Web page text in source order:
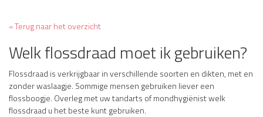
« Terug naar het overzicht
Welk flossdraad moet ik gebruiken?
Flossdraad is verkrijgbaar in verschillende soorten en dikten, met en
zonder waslaagje. Sommige mensen gebruiken liever een
flossboogje. Overleg met uw tandarts of mondhygiënist welk
flossdraad u het beste kunt gebruiken.